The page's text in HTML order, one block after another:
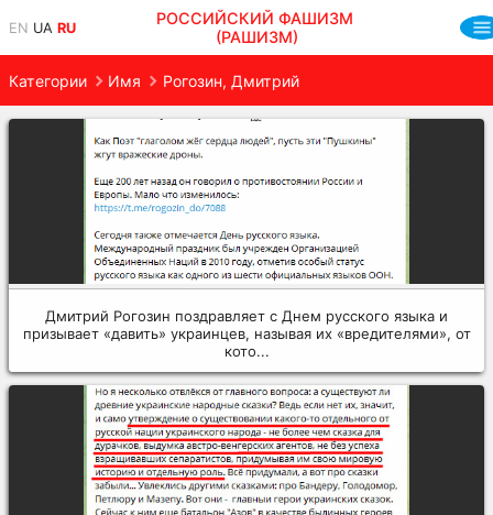
EN UA RU
РОССИЙСКИЙ ФАШИЗМ
(РАШИЗМ)
Категории Имя Рогозин, Дмитрий
Дмитрий Рогозин поздравляет с Днем русского языка и
призывает «давить» украинцев, называя их «вредителями», от
кото...